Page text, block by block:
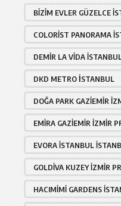
BIZIM EVLER GÜZELCE
COLORIST PANORAMA
DEMIR LA VIDA
DKD METRO İSTANBUL
DOĞA PARK GAZIEMIR
EMIRA GAZIEMIR İZMIR
EVORA İSTANBUL
GOLDIVA KUZEY İZMIR
HACIMIMI GARDENS